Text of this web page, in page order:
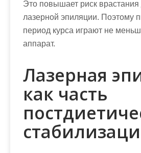
Это повышает риск
лазерной эпиляции. Поэтому
период курса играют не
аппарат.
Лазерная
как часть